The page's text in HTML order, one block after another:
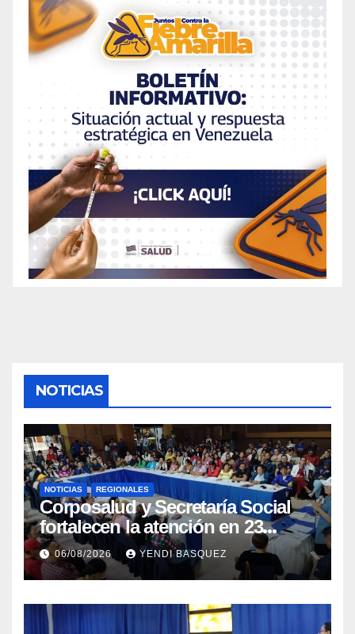
NOTICIAS
NOTICIAS REGIONALES
Corposalud y Secretaría Social
fortalecen la atención en 23
municipios
06/08/2026 YENDI BASQUEZ